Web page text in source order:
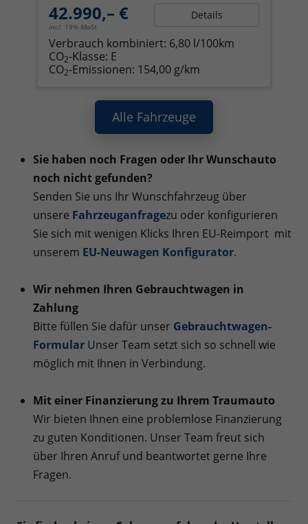
42.990,– €
incl. 19% MwSt.
Details
Verbrauch kombiniert: 6,80 l/100km
CO2-Klasse: E
CO2-Emissionen: 154,00 g/km
Alle Fahrzeuge
Sie haben noch Fragen oder Ihr Wunschauto
noch nicht gefunden?
Senden Sie uns Ihr Wunschfahrzeug über
unsere Fahrzeuganfragezu oder konfigurieren
Sie sich mit wenigen Klicks Ihren EU-Reimport mit
unserem EU-Neuwagen Konfigurator.
Wir nehmen Ihren Gebrauchtwagen in
Zahlung
Bitte füllen Sie dafür unser Gebrauchtwagen-
Formular Unser Team setzt sich so schnell wie
möglich mit Ihnen in Verbindung.
Mit einer Finanzierung zu Ihrem Traumauto
Wir bieten Ihnen eine problemlose Finanzierung
zu guten Konditionen. Unser Team freut sich
über Ihren Anruf und beantwortet gerne Ihre
Fragen.